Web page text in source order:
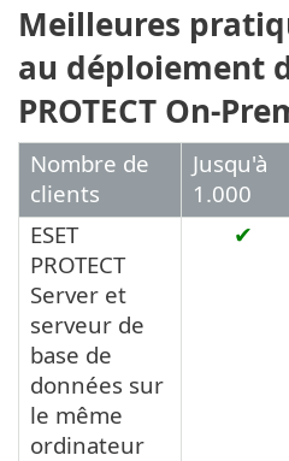
Meilleures
au déploiement
PROTECT On-
Nombre de
clients
Jusqu'à
1.000
ESET
PROTECT
Server et
serveur de
base de
données sur
le même
ordinateur
✔